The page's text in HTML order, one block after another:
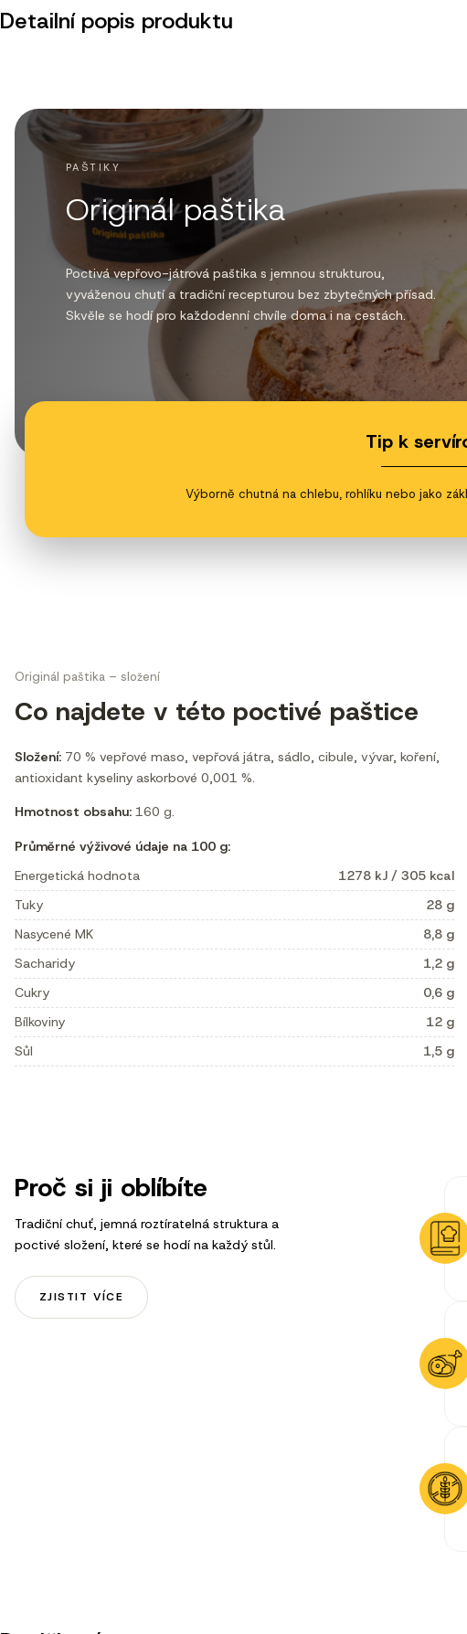
Detailní popis produktu
PAŠTIKY
Originál paštika
Poctivá vepřovo-játrová paštika s jemnou strukturou,
vyváženou chutí a tradiční recepturou bez zbytečných přísad.
Skvěle se hodí pro každodenní chvíle doma i na cestách.
Tip k
Výborně chutná na chlebu, rohlíku nebo jako
Originál paštika – složení
Co najdete v této poctivé paštice
Složení: 70 % vepřové maso, vepřová játra, sádlo, cibule, vývar, koření,
antioxidant kyseliny askorbové 0,001 %.
Hmotnost obsahu: 160 g.
Průměrné výživové údaje na 100 g:
Energetická hodnota
1278 kJ / 305 kcal
Tuky
28 g
Nasycené MK
8,8 g
Sacharidy
1,2 g
Cukry
0,6 g
Bílkoviny
12 g
Sůl
1,5 g
Proč si ji oblíbíte
Tradiční chuť, jemná roztíratelná struktura a
poctivé složení, které se hodí na každý stůl.
ZJISTIT VÍCE